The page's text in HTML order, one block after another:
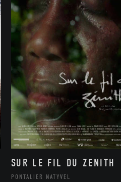
SUR LE FIL DU ZENITH
PONTALIER NATYVEL